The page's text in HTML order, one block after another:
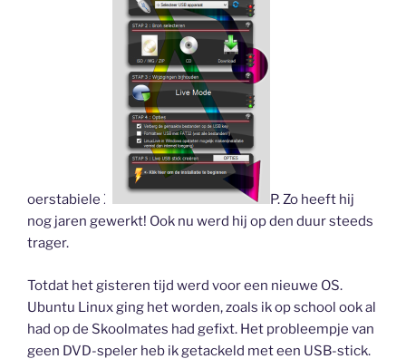
oerstabiele X
P. Zo heeft hij
nog jaren gewerkt! Ook nu werd hij op den duur steeds
trager.
Totdat het gisteren tijd werd voor een nieuwe OS.
Ubuntu Linux ging het worden, zoals ik op school ook al
had op de Skoolmates had gefixt. Het probleempje van
geen DVD-speler heb ik getackeld met een USB-stick.